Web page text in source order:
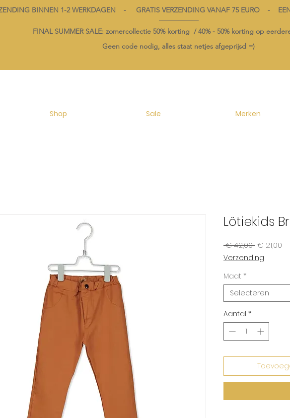
BINNEN 1-2 WERKDAGEN - GRATIS VERZENDING VANAF 75 EURO -
----------------------------------------
FINAL SUMMER SALE: zomercollectie 50% korting /40% - 50% korting op
Geen code nodig, alles staat netjes afgeprijsd =)
Shop Sale Merken
Lötiekids
€ 42,00 Normale
€ 21,00
Verzending
Maat *
Selecteren
Aantal *